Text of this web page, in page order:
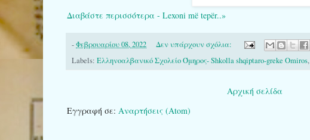
Διαβάστε περισσότερα - Lexoni më tepër..»
-Φεβρουαρίου 08, 2022
Δεν υπάρχουν σχόλια:
Labels: Ελληνοαλβανικό Σχολείο Όμηρος- Shkolla shqiptaro-greke Omiros,
Αρχική σελίδα
Εγγραφή σε: Αναρτήσεις (Atom)